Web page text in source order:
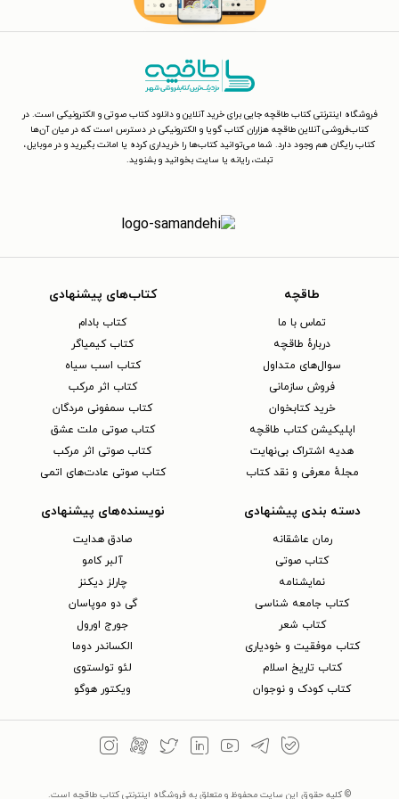
فروشگاه اینترنتی کتاب طاقچه جایی برای خرید آنلاین و دانلود کتاب صوتی و الکترونیکی است. در
کتاب‌فروشی آنلاین طاقچه هزاران کتاب گویا و الکترونیکی در دسترس است که در میان آن‌ها
کتاب رایگان هم وجود دارد. شما می‌توانید کتاب‌ها را خریداری کرده یا امانت بگیرید و در موبایل،
تبلت، رایانه یا سایت بخوانید و بشنوید.
طاقچه
تماس با ما
دربارهٔ طاقچه
سوال‌های متداول
فروش سازمانی
خرید کتابخوان
اپلیکیشن کتاب طاقچه
هدیه اشتراک بی‌نهایت
مجلهٔ معرفی و نقد کتاب
کتاب‌های پیشنهادی
کتاب بادام
کتاب کیمیاگر
کتاب اسب سیاه
کتاب اثر مرکب
کتاب سمفونی مردگان
کتاب صوتی ملت عشق
کتاب صوتی اثر مرکب
کتاب صوتی عادت‌های اتمی
دسته بندی پیشنهادی
رمان عاشقانه
کتاب‌ صوتی
نمایشنامه
کتاب جامعه شناسی
کتاب شعر
کتاب موفقیت و خودیاری
کتاب تاریخ اسلام
کتاب کودک و نوجوان
نویسنده‌های پیشنهادی
صادق هدایت
آلبر کامو
چارلز دیکنز
گی دو موپاسان
جورج اورول
الکساندر دوما
لئو تولستوی
ویکتور هوگو
© کلیه حقوق این سایت محفوظ و متعلق به فروشگاه اینترنتی کتاب طاقچه است.